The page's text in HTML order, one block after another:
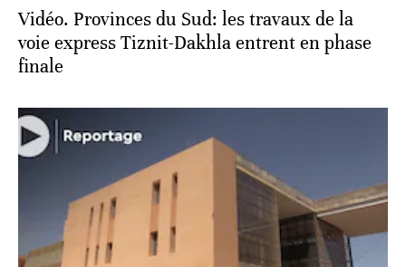
Vidéo. Provinces du Sud: les travaux de la
voie express Tiznit-Dakhla entrent en phase
finale